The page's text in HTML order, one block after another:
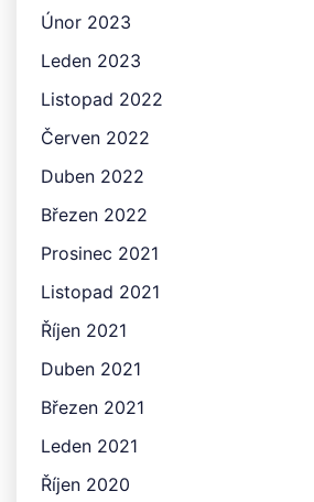
Únor 2023
Leden 2023
Listopad 2022
Červen 2022
Duben 2022
Březen 2022
Prosinec 2021
Listopad 2021
Říjen 2021
Duben 2021
Březen 2021
Leden 2021
Říjen 2020